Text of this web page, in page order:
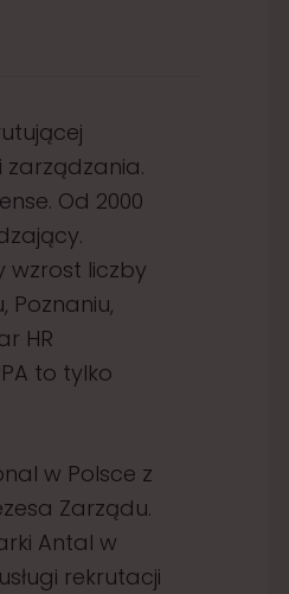
zarządzania.
Od 2000
wzrost liczby
Poznaniu,
HR
to tylko
w Polsce z
Zarządu.
Antal w
rekrutacji